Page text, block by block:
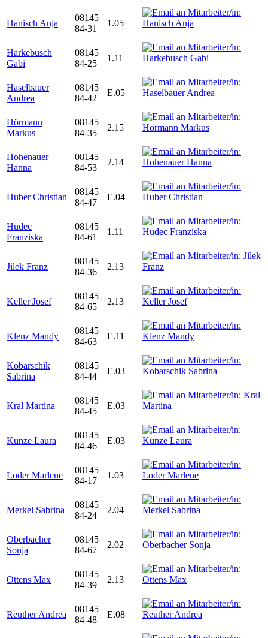
Hanisch Anja
08145
84-31
1.05
Harkebusch
Gabi
08145
84-25
1.11
Haselbauer
Andrea
08145
84-42
E.05
Hörmann
Markus
08145
84-35
2.15
Hohenauer
Hanna
08145
84-53
2.14
Huber Christian
08145
84-47
E.04
Hudec
Franziska
08145
84-61
1.11
Jilek Franz
08145
84-36
2.13
Keller Josef
08145
84-65
2.13
Klenz Mandy
08145
84-63
E.11
Kobarschik
Sabrina
08145
84-44
E.03
Kral Martina
08145
84-45
E.03
Kunze Laura
08145
84-46
E.03
Loder Marlene
08145
84-17
1.03
Merkel Sabrina
08145
84-24
2.04
Oberbacher
Sonja
08145
84-67
2.02
Ottens Max
08145
84-39
2.13
Reuther Andrea
08145
84-48
E.08